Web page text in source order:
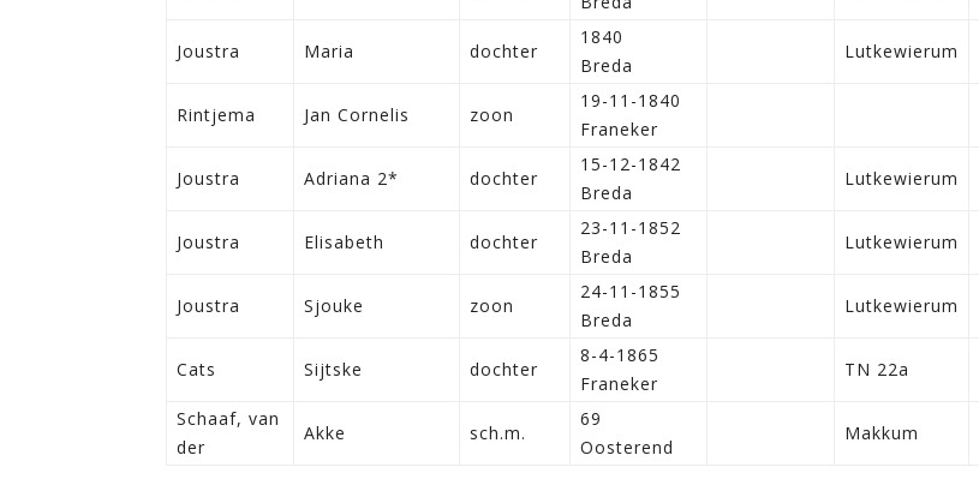
Joustra Maria dochter
1840
Breda
Lutkewierum
Rintjema Jan Cornelis zoon
19-11-1840
Franeker
Joustra Adriana 2* dochter
15-12-1842
Breda
Lutkewierum
Joustra Elisabeth dochter
23-11-1852
Breda
Lutkewierum
Joustra Sjouke zoon
24-11-1855
Breda
Lutkewierum
Cats Sijtske dochter
8-4-1865
Franeker
TN 22a
Schaaf, van
der
Akke sch.m.
69
Oosterend
Makkum